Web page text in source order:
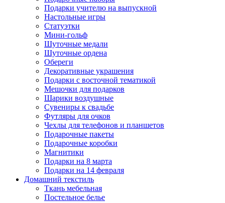
Подарки учителю на выпускной
Настольные игры
Статуэтки
Мини-гольф
Шуточные медали
Шуточные ордена
Обереги
Декоративные украшения
Подарки с восточной тематикой
Мешочки для подарков
Шарики воздушные
Сувениры к свадьбе
Футляры для очков
Чехлы для телефонов и планшетов
Подарочные пакеты
Подарочные коробки
Магнитики
Подарки на 8 марта
Подарки на 14 февраля
Домашний текстиль
Ткань мебельная
Постельное белье